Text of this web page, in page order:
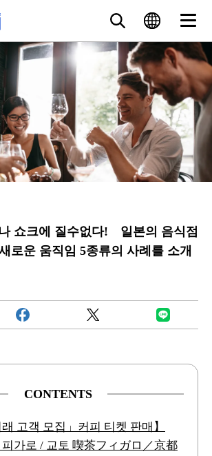
나 쇼크에 질수없다! 일본의 음식점
로운 움직임 5종류의 사례를 소개
CONTENTS
고객 모집」커피 티켓 판매】
피가로 / 교토 喫茶フィガロ／京都